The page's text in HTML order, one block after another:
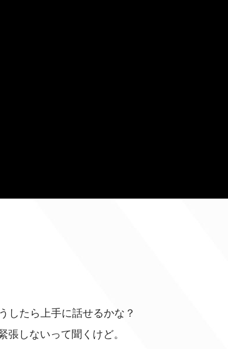
したら上手に話せるかな？
しないって聞くけど。